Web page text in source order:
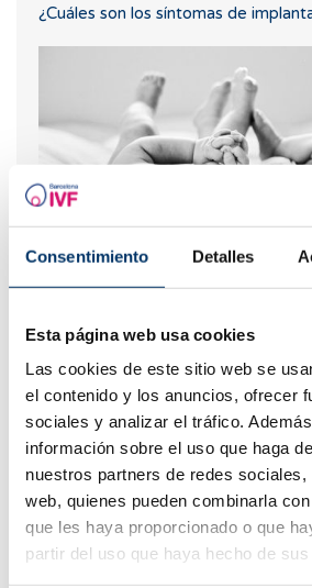
Consentimiento Detalles
Esta página web usa cookies
Las cookies de este sitio web se
el contenido y los anuncios, ofrecer
sociales y analizar el tráfico.
información sobre el uso que haga
nuestros partners de redes
web, quienes pueden combinarla
que les haya proporcionado o que
partir del uso que haya hecho de
¿Cuáles son los síntomas de
¿Puedo saber qué tipo de sangre